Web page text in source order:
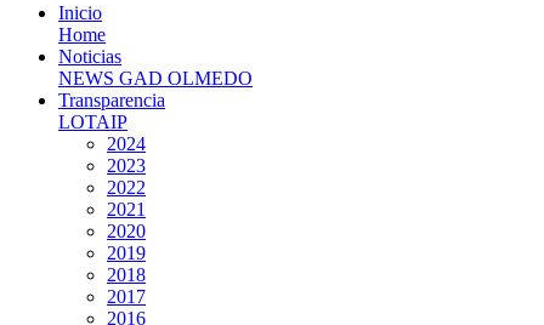
Inicio
Home
Noticias
NEWS GAD OLMEDO
Transparencia
LOTAIP
2024
2023
2022
2021
2020
2019
2018
2017
2016